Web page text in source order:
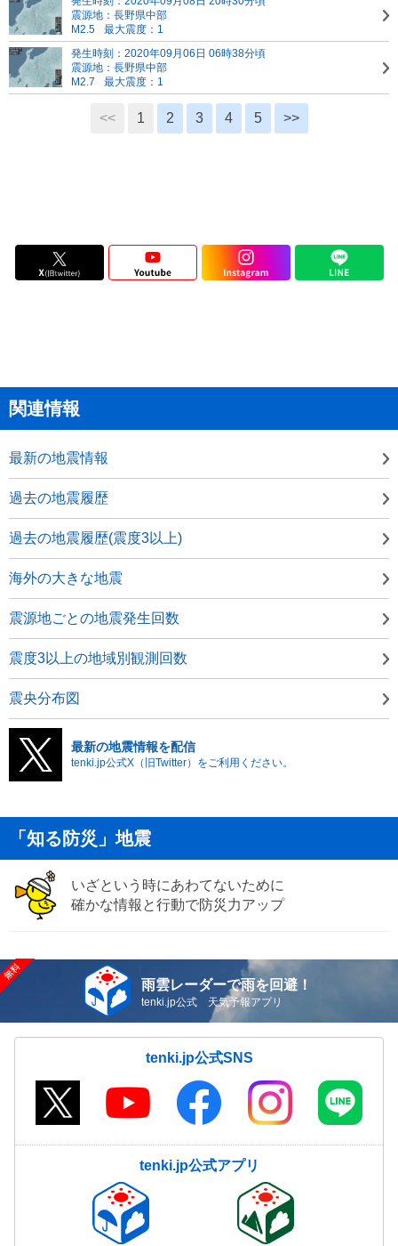
震源地：長野県中部
M2.5
最大震度：1
発生時刻：2020年09月06日 06時38分頃
震源地：長野県中部
M2.7
最大震度：1
<< 1 2 3 4 5 >>
関連情報
最新の地震情報
過去の地震履歴
過去の地震履歴(震度3以上)
海外の大きな地震
震源地ごとの地震発生回数
震度3以上の地域別観測回数
震央分布図
最新の地震情報を配信
tenki.jp公式X（旧Twitter）をご利用ください。
「知る防災」地震
いざという時にあわてないために
確かな情報と行動で防災力アップ
雨雲レーダーで雨を回避！
tenki.jp公式 天気予報アプリ
tenki.jp公式SNS
tenki.jp公式アプリ